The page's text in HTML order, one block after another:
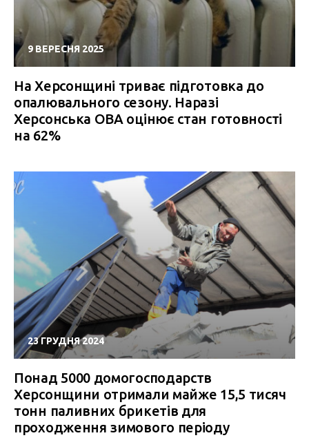
9 ВЕРЕСНЯ 2025
На Херсонщині триває підготовка до
опалювального сезону. Наразі
Херсонська ОВА оцінює стан готовності
на 62%
23 ГРУДНЯ 2024
Понад 5000 домогосподарств
Херсонщини отримали майже 15,5 тисяч
тонн паливних брикетів для
проходження зимового періоду